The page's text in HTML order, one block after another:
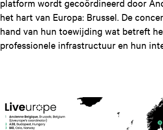
platform wordt gecoördineerd door
het hart van Europa: Brussel. De
hand van hun toewijding wat betreft
professionele infrastructuur en hun